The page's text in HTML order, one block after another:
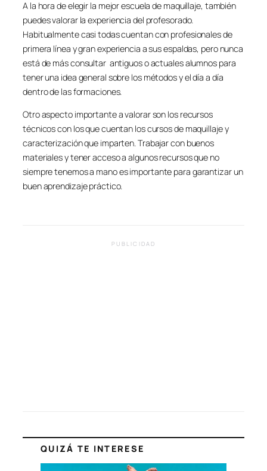
A la hora de elegir la mejor escuela de maquillaje, también
puedes valorar la experiencia del profesorado.
Habitualmente casi todas cuentan con profesionales de
primera línea y gran experiencia a sus espaldas, pero nunca
está de más consultar antiguos o actuales alumnos para
tener una idea general sobre los métodos y el día a día
dentro de las formaciones.
Otro aspecto importante a valorar son los recursos
técnicos con los que cuentan los cursos de maquillaje y
caracterización que imparten. Trabajar con buenos
materiales y tener acceso a algunos recursos que no
siempre tenemos a mano es importante para garantizar un
buen aprendizaje práctico.
PUBLICIDAD
QUIZÁ TE INTERESE